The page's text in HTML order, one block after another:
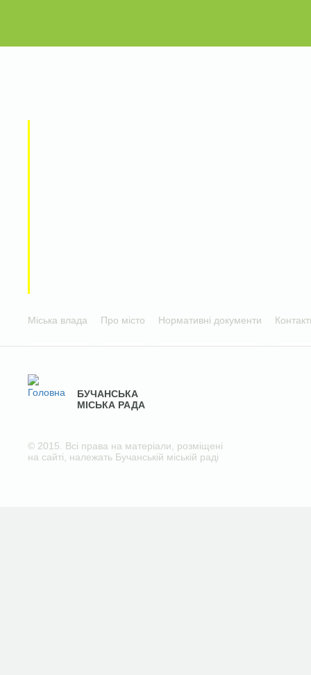
Міська влада Про місто Нормативні документи
БУЧАНСЬКА
МІСЬКА РАДА
© 2015. Всі права на матеріали, розміщені
на сайті, належать Бучанській міській раді